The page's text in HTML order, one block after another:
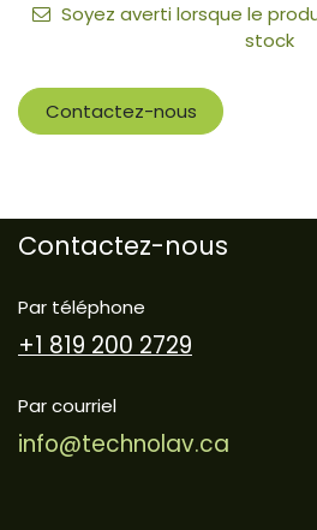
Soyez averti lorsque le
stock
Contactez-nous
Contactez-nous
Par téléphone
+1 819 200 2729
Par courriel
info@technolav.ca